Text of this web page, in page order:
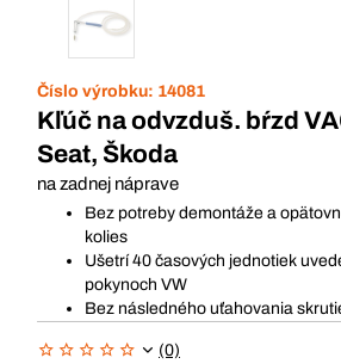
Číslo výrobku: 14081
Kľúč na odvzduš. bŕzd
Seat, Škoda
na zadnej náprave
Bez potreby demontáže a
kolies
Ušetrí 40 časových jednotiek
pokynoch VW
Bez následného uťahovania
(0)